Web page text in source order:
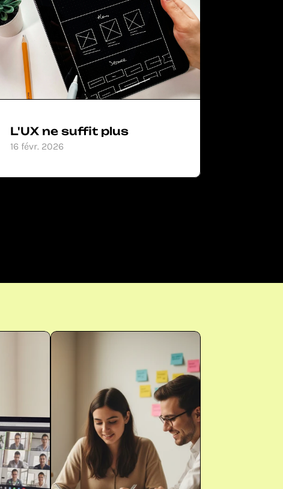
L'UX ne suffit plus
16 févr. 2026